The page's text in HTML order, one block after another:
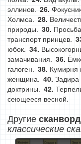
эллинов.
Холмса.
природы.
транспорт принцев.
юбок.
замачивания.
галоген.
Кумирня
женщина.
Задира
доктрины.
сеющееся весной.
Другие
классические